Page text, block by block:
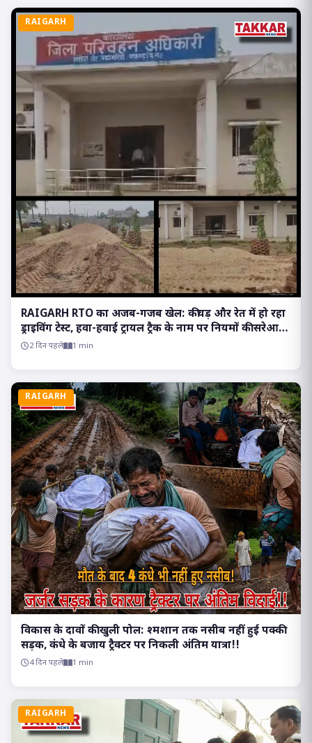
RAIGARH
RAIGARH RTO का अजब-गजब खेल: कीचड़ और रेत में हो रहा
ड्राइविंग टेस्ट, हवा-हवाई ट्रायल ट्रैक के नाम पर नियमों की सरेआम
उड़ रही धज्जियां
2 दिन पहले 1 min
RAIGARH
विकास के दावों की खुली पोल: श्मशान तक नसीब नहीं हुई पक्की
सड़क, कंधे के बजाय ट्रैक्टर पर निकली अंतिम यात्रा!!
4 दिन पहले 1 min
RAIGARH